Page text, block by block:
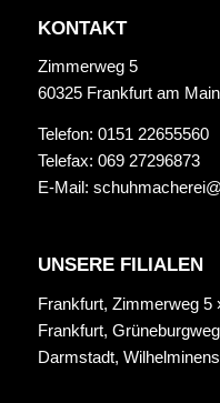
KONTAKT
Zimmerweg 5
60325 Frankfurt am Main
Telefon: 0151 22655560
Telefax: 069 27296873
E-Mail:
UNSERE FILIALEN
Frankfurt, Zimmerweg 5
Frankfurt,
Darmstadt,